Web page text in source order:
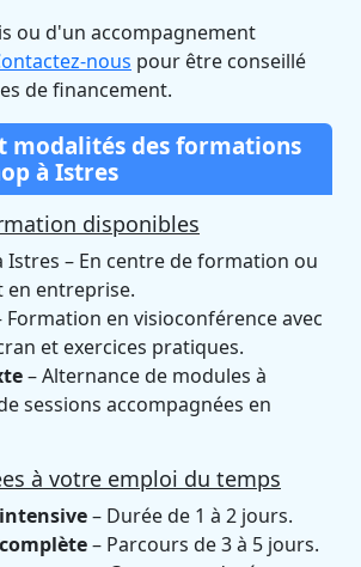
ou d'un accompagnement
nous pour être conseillé
de financement.
modalités des formations
à Istres
disponibles
Istres – En centre de formation ou
entreprise.
Formation en visioconférence avec
et exercices pratiques.
– Alternance de modules à
sessions accompagnées en
à votre emploi du temps
– Durée de 1 à 2 jours.
– Parcours de 3 à 5 jours.